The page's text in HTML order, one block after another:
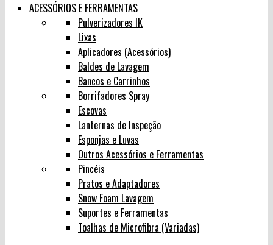
ACESSÓRIOS E FERRAMENTAS
Pulverizadores IK
Lixas
Aplicadores (Acessórios)
Baldes de Lavagem
Bancos e Carrinhos
Borrifadores Spray
Escovas
Lanternas de Inspeção
Esponjas e Luvas
Outros Acessórios e Ferramentas
Pincéis
Pratos e Adaptadores
Snow Foam Lavagem
Suportes e Ferramentas
Toalhas de Microfibra (Variadas)